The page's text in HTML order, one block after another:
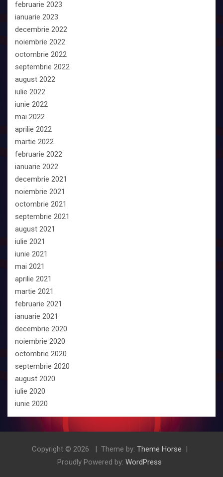
februarie 2023
ianuarie 2023
decembrie 2022
noiembrie 2022
octombrie 2022
septembrie 2022
august 2022
iulie 2022
iunie 2022
mai 2022
aprilie 2022
martie 2022
februarie 2022
ianuarie 2022
decembrie 2021
noiembrie 2021
octombrie 2021
septembrie 2021
august 2021
iulie 2021
iunie 2021
mai 2021
aprilie 2021
martie 2021
februarie 2021
ianuarie 2021
decembrie 2020
noiembrie 2020
octombrie 2020
septembrie 2020
august 2020
iulie 2020
iunie 2020
Copyright © 2026 Theme by: Theme Horse
Proudly Powered by: WordPress